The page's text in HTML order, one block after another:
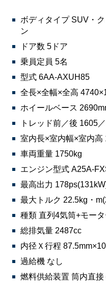
ボディタイプ SUV・
ン
ドア数 5ドア
乗員定員 5名
型式 6AA-AXUH85
全長×全幅×全高
ホイールベース
トレッド前／後 1605
室内長×室内幅×室内
車両重量 1750kg
エンジン型式 A25A-
最高出力
最大トルク 22.5kg・
種類 直列4気筒+モータ
総排気量 2487cc
内径Ｘ行程
過給機 なし
燃料供給装置 筒内直